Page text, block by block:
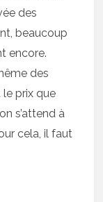
des
beaucoup
encore.
des
le prix que
s’attend à
cela, il faut